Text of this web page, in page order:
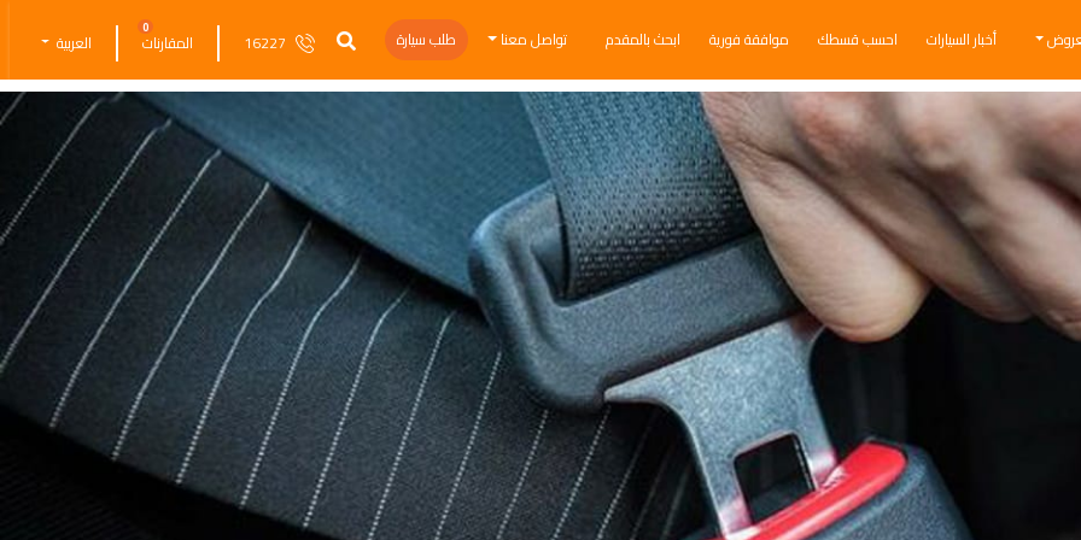
أخبار السيارات احسب قسطك موافقة فورية ابحث بالمقدم تواصل معنا طلب سيارة 16227 المقارنات
0
العربية